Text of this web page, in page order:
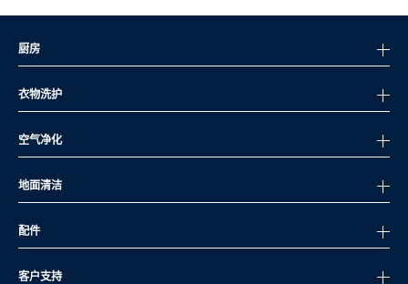
厨房
衣物洗护
空气净化
地面清洁
配件
客户支持